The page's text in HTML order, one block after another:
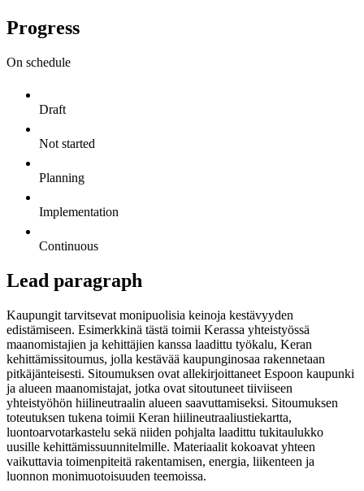
Progress
On schedule
Draft
Not started
Planning
Implementation
Continuous
Lead paragraph
Kaupungit tarvitsevat monipuolisia keinoja kestävyyden
edistämiseen. Esimerkkinä tästä toimii Kerassa yhteistyössä
maanomistajien ja kehittäjien kanssa laadittu työkalu, Keran
kehittämissitoumus, jolla kestävää kaupunginosaa rakennetaan
pitkäjänteisesti. Sitoumuksen ovat allekirjoittaneet Espoon kaupunki
ja alueen maanomistajat, jotka ovat sitoutuneet tiiviiseen
yhteistyöhön hiilineutraalin alueen saavuttamiseksi. Sitoumuksen
toteutuksen tukena toimii Keran hiilineutraaliustiekartta,
luontoarvotarkastelu sekä niiden pohjalta laadittu tukitaulukko
uusille kehittämissuunnitelmille. Materiaalit kokoavat yhteen
vaikuttavia toimenpiteitä rakentamisen, energia, liikenteen ja
luonnon monimuotoisuuden teemoissa.